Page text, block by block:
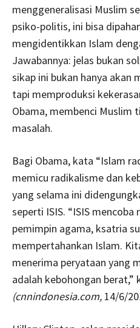
menggeneralisasi Muslim
psiko-politis, ini bisa
mengidentikkan Islam
Jawabannya: jelas bukan
sikap ini bukan hanya akan
tapi memproduksi
Obama, membenci Muslim
masalah.
Bagi Obama, kata “Islam
memicu radikalisme dan
yang selama ini
seperti ISIS. “ISIS
pemimpin agama, ksatria
mempertahankan Islam.
menerima peryataan yang
adalah kebohongan berat,”
(cnnindonesia.com, 14/6/